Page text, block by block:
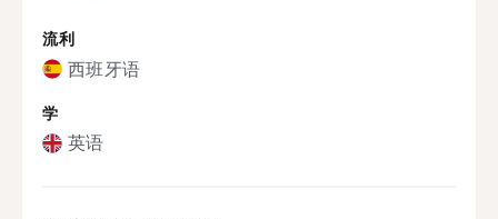
流利
西班牙语
学
英语